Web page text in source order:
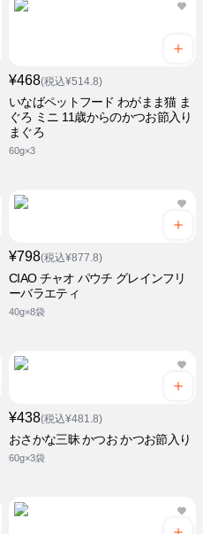
¥468(税込¥514.8)
いなばペットフード わがまま猫 ま
ぐろ ミニ 11歳からのかつお節入り
まぐろ
60g×3
¥798(税込¥877.8)
CIAO チャオ パウチ グレインフリ
ーバラエティ
40g×8袋
¥438(税込¥481.8)
おさかな三昧 かつお かつお節入り
60g×3袋